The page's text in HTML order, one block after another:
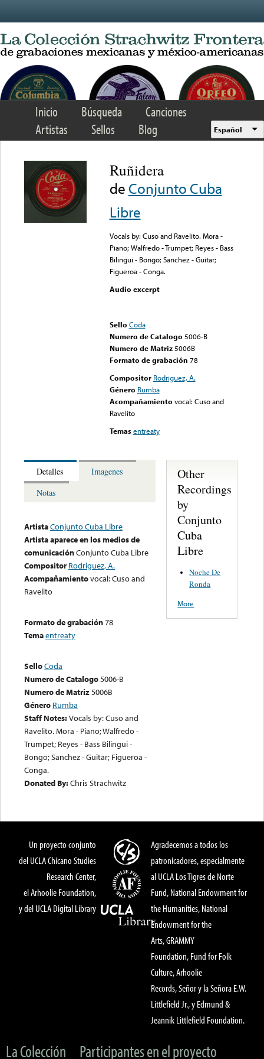
Inicio Búsqueda
Canciones
Artistas
Sellos Blog Español
Ruñidera
de Conjunto Cuba
Libre
Vocals by: Cuso and Ravelito. Mora -
Piano; Walfredo - Trumpet; Reyes - Bass
Bilingui - Bongo; Sanchez - Guitar;
Figueroa - Conga.
Audio excerpt
Sello Coda
Numero de Catalogo 5006-B
Numero de Matriz 5006B
Formato de grabación 78
Compositor Rodriguez, A.
Género Rumba
Acompañamiento vocal: Cuso and
Ravelito
Temas entreaty
Detalles
Imagenes
Notas
ArtistaConjunto Cuba Libre
Artista aparece en los medios de
comunicaciónConjunto Cuba Libre
Compositor Rodriguez, A.
Acompañamientovocal: Cuso and
Ravelito
Formato de grabación78
Temaentreaty
SelloCoda
Numero de Catalogo5006-B
Numero de Matriz5006B
Género Rumba
Staff Notes:Vocals by: Cuso and
Ravelito. Mora - Piano; Walfredo -
Trumpet; Reyes - Bass Bilingui -
Bongo; Sanchez - Guitar; Figueroa -
Conga.
Donated By:Chris Strachwitz
Other
Recordings
by
Conjunto
Cuba
Libre
Noche De
Ronda
More
Un proyecto conjunto
del UCLA Chicano Studies
Research Center,
el Arhoolie Foundation,
y del UCLA Digital Library
Agradecemos a todos los
patronicadores, especialmente
al UCLA Los Tigres de Norte
Fund, National Endowment for
the Humanities, National
Endowment for the
Arts, GRAMMY
Foundation, Fund for Folk
Culture, Arhoolie
Records, Señor y la Señora E.W.
Littlefield Jr., y Edmund &
Jeannik Littlefield Foundation.
La Colección
Participantes en el proyecto